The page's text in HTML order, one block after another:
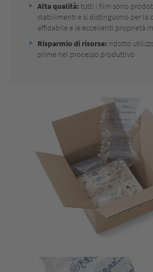
Alta qualità: tutti i film sono
stabilimenti e si distinguono per la
affidabile e le eccellenti proprietà
Risparmio di risorse: ridotto
prime nel processo produttivo